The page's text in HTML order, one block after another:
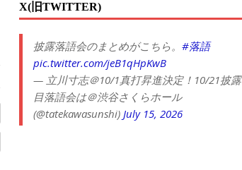
X(旧TWITTER)
披露落語会のまとめがこちら。 #落語
pic.twitter.com/jeB1qHpKwB
— 立川寸志＠10/1真打昇進決定！10/21披露
目落語会は＠渋谷さくらホール
(@tatekawasunshi) July 15, 2026